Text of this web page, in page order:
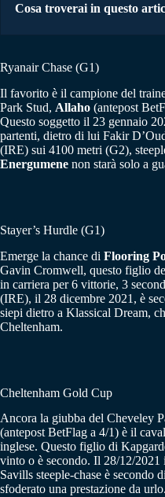
Cosa troverai in questo
Ryanair Chase (G1)
Il favorito è il campione del
Park Stud, Allaho (antepost
Questo soggetto il 23 gennaio
partenti, dietro di lui Fakir
(IRE) sui 4100 metri (G2),
Energumene non starà solo a
Stayer’s Hurdle (G1)
Emerge la chance di Flooring
Gavin Cromwell, questo figlio
in carriera per 6 vittorie, 3
(IRE), il 28 dicembre 2021, è
siepi dietro a Klassical Dream,
Cheltenham.
Cheltenham Gold Cup
Ancora la giubba del Cheveley
(antepost BetFlag a 4/1) è il
inglese. Questo figlio di
vinto o è secondo. Il 28/12/
Savills steeple-chase è secondo
sfoderato una prestazione da urlo.